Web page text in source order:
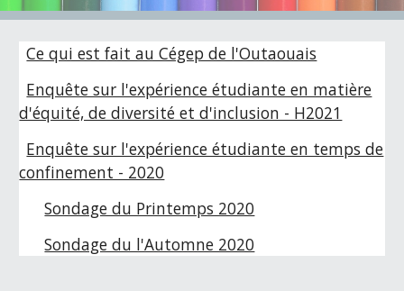
Ce qui est fait au Cégep de l'Outaouais
Enquête sur l'expérience étudiante en matière
d'équité, de diversité et d'inclusion - H2021
Enquête sur l'expérience étudiante en temps de
confinement - 2020
Sondage du Printemps 2020
Sondage du l'Automne 2020